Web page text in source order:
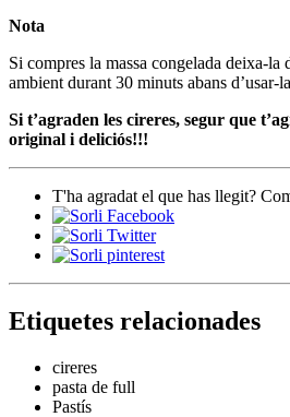
Nota
Si compres la massa congelada deixa-la
ambient durant 30 minuts abans d’usar-
Si t’agraden les cireres, segur que
original i deliciós!!!
T'ha agradat el que has llegit?
Etiquetes relacionades
cireres
pasta de full
Pastís